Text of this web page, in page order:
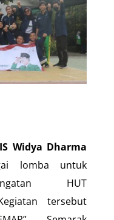
Widya Dharma
lomba untuk
HUT
tersebut